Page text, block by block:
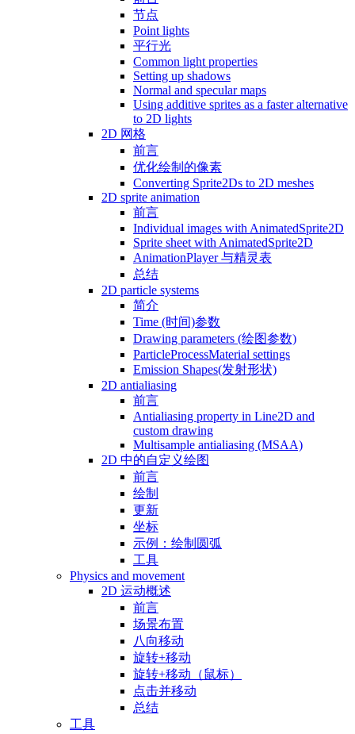
节点
Point lights
平行光
Common light properties
Setting up shadows
Normal and specular maps
Using additive sprites as a faster alternative
to 2D lights
2D 网格
前言
优化绘制的像素
Converting Sprite2Ds to 2D meshes
2D sprite animation
前言
Individual images with AnimatedSprite2D
Sprite sheet with AnimatedSprite2D
AnimationPlayer 与精灵表
总结
2D particle systems
简介
Time (时间)参数
Drawing parameters (绘图参数)
ParticleProcessMaterial settings
Emission Shapes(发射形状)
2D antialiasing
前言
Antialiasing property in Line2D and
custom drawing
Multisample antialiasing (MSAA)
2D 中的自定义绘图
前言
绘制
更新
坐标
示例：绘制圆弧
工具
Physics and movement
2D 运动概述
前言
场景布置
八向移动
旋转+移动
旋转+移动（鼠标）
点击并移动
总结
工具